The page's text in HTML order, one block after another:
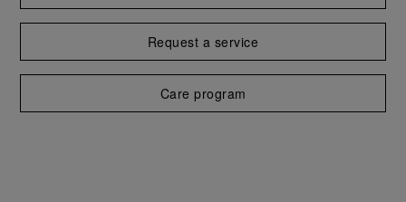
Request a service
Care program